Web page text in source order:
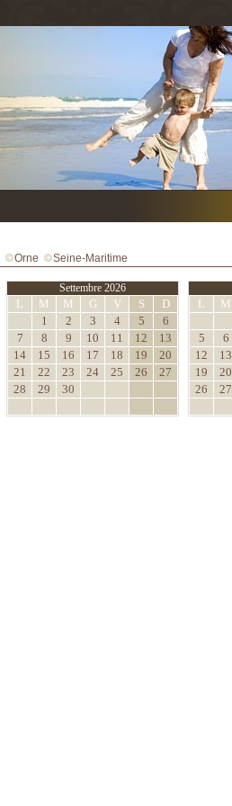
Orne Seine-Maritime
Settembre 2026
L M M G V S
D
1
2 3 4 5
6
7
8 9 10 11 12
13
14
15 16 17 18 19
20
21
22 23 24 25 26
27
28
29 30
L M
5
6
12
13
19
20
26
27